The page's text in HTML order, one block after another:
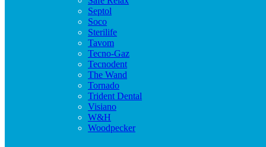
Septol
Soco
Sterilife
Tavom
Tecno-Gaz
Tecnodent
The Wand
Tornado
Trident Dental
Visiano
W&H
Woodpecker